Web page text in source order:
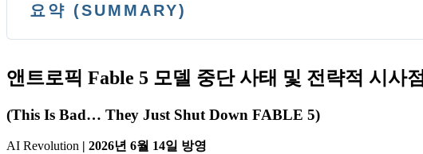
요약 (SUMMARY)
앤트로픽 Fable 5 모델 중단 사태 및 전략적 시사점
(This Is Bad… They Just Shut Down FABLE 5)
AI Revolution | 2026년 6월 14일 방영